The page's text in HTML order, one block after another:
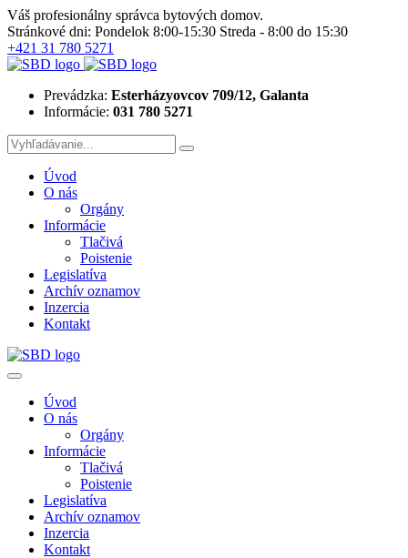
Váš profesionálny správca bytových domov.
Stránkové dni: Pondelok 8:00-15:30 Streda - 8:00 do 15:30
+421 31 780 5271
Prevádzka: Esterházyovcov 709/12, Galanta
Informácie: 031 780 5271
Úvod
O nás
Orgány
Informácie
Tlačivá
Poistenie
Legislatíva
Archív oznamov
Inzercia
Kontakt
Úvod
O nás
Orgány
Informácie
Tlačivá
Poistenie
Legislatíva
Archív oznamov
Inzercia
Kontakt